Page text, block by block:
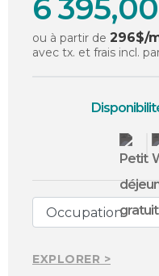
6
ou à partir de 296$/
avec tx. et frais incl.
EXPLORER >